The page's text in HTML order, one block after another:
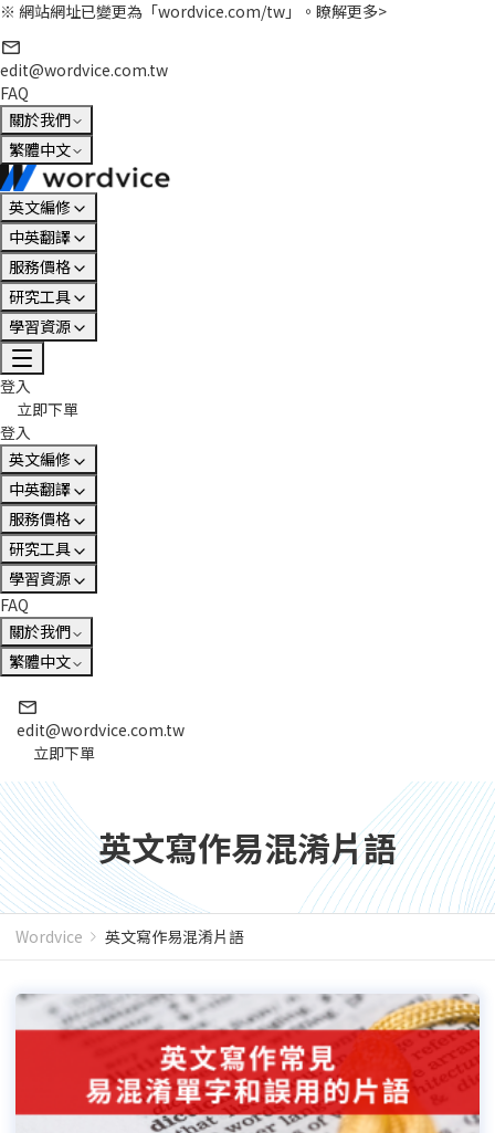
※ 網站網址已變更為「wordvice.com/tw」。 瞭解更多>
edit@wordvice.com.tw
FAQ
關於我們
繁體中文
英文編修
中英翻譯
服務價格
研究工具
學習資源
登入
立即下單
登入
英文編修
中英翻譯
服務價格
研究工具
學習資源
FAQ
關於我們
繁體中文
edit@wordvice.com.tw
立即下單
英文寫作易混淆片語
Wordvice 英文寫作易混淆片語